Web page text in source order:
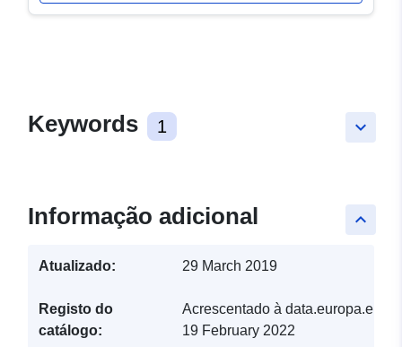
keyboard_arrow_down
Keywords 1
keyboard_arrow_up
Informação adicional
Atualizado: 29 March 2019
Registo do
catálogo:
Acrescentado à data.europa.eu:
19 February 2022